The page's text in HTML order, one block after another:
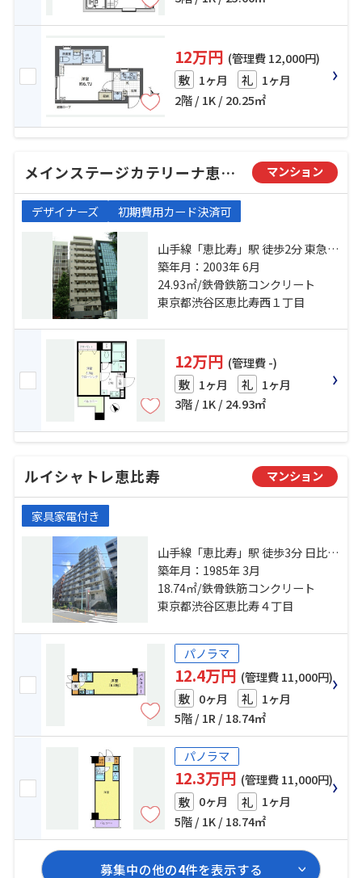
12万円 (管理費 12,000円)
敷 1ヶ月 礼 1ヶ月
2階 / 1K / 20.25㎡
メインステージカテリーナ恵比寿駅前 マンション
デザイナーズ 初期費用カード決済可
山手線「恵比寿」駅 徒歩2分 東急東
横線「代官山」駅 徒歩7分 東急東横
線「中目黒」駅 徒歩13分
築年月：2003年 6月
24.93㎡/鉄骨鉄筋コンクリート
東京都渋谷区恵比寿西１丁目
12万円 (管理費 -)
敷 1ヶ月 礼 1ヶ月
3階 / 1K / 24.93㎡
ルイシャトレ恵比寿 マンション
家具家電付き
山手線「恵比寿」駅 徒歩3分 日比谷
線「恵比寿」駅 徒歩4分 東急東横線
「中目黒」駅 徒歩20分
築年月：1985年 3月
18.74㎡/鉄骨鉄筋コンクリート
東京都渋谷区恵比寿４丁目
パノラマ
12.4万円 (管理費 11,000円)
敷 0ヶ月 礼 1ヶ月
5階 / 1R / 18.74㎡
パノラマ
12.3万円 (管理費 11,000円)
敷 0ヶ月 礼 1ヶ月
5階 / 1K / 18.74㎡
募集中の他の4件を表示する